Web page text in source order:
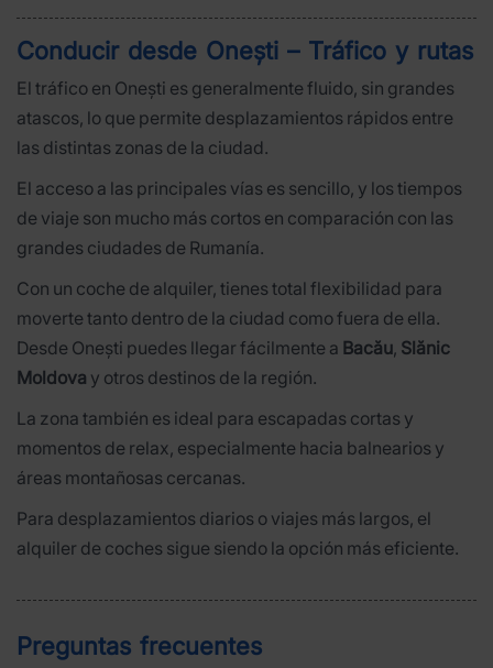
Conducir desde Onești – Tráfico y rutas
El tráfico en Onești es generalmente fluido, sin grandes
atascos, lo que permite desplazamientos rápidos entre
las distintas zonas de la ciudad.
El acceso a las principales vías es sencillo, y los tiempos
de viaje son mucho más cortos en comparación con las
grandes ciudades de Rumanía.
Con un coche de alquiler, tienes total flexibilidad para
moverte tanto dentro de la ciudad como fuera de ella.
Desde Onești puedes llegar fácilmente a Bacău, Slănic
Moldova y otros destinos de la región.
La zona también es ideal para escapadas cortas y
momentos de relax, especialmente hacia balnearios y
áreas montañosas cercanas.
Para desplazamientos diarios o viajes más largos, el
alquiler de coches sigue siendo la opción más eficiente.
Preguntas frecuentes